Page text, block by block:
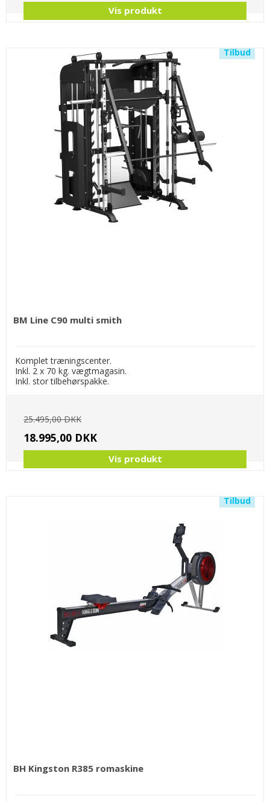
Vis produkt
Tilbud
BM Line C90 multi smith
Komplet træningscenter.
Inkl. 2 x 70 kg. vægtmagasin.
Inkl. stor tilbehørspakke.
25.495,00 DKK
18.995,00 DKK
Vis produkt
Tilbud
BH Kingston R385 romaskine